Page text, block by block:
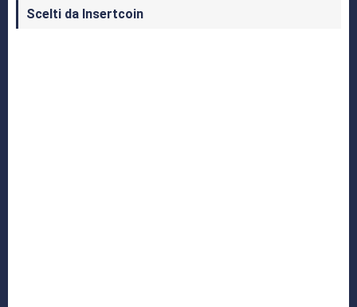
Scelti da Insertcoin